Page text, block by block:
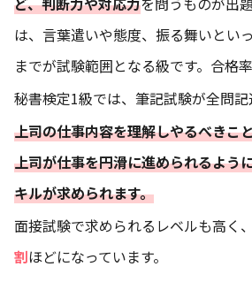
は、言葉遣いや態度、振る舞いとい
までが試験範囲となる級です。合格
秘書検定1級では、筆記試験が全問記
上司の仕事内容を理解しやるべきこ
上司が仕事を円滑に進められるよう
キルが求められます。
面接試験で求められるレベルも高く
割ほどになっています。